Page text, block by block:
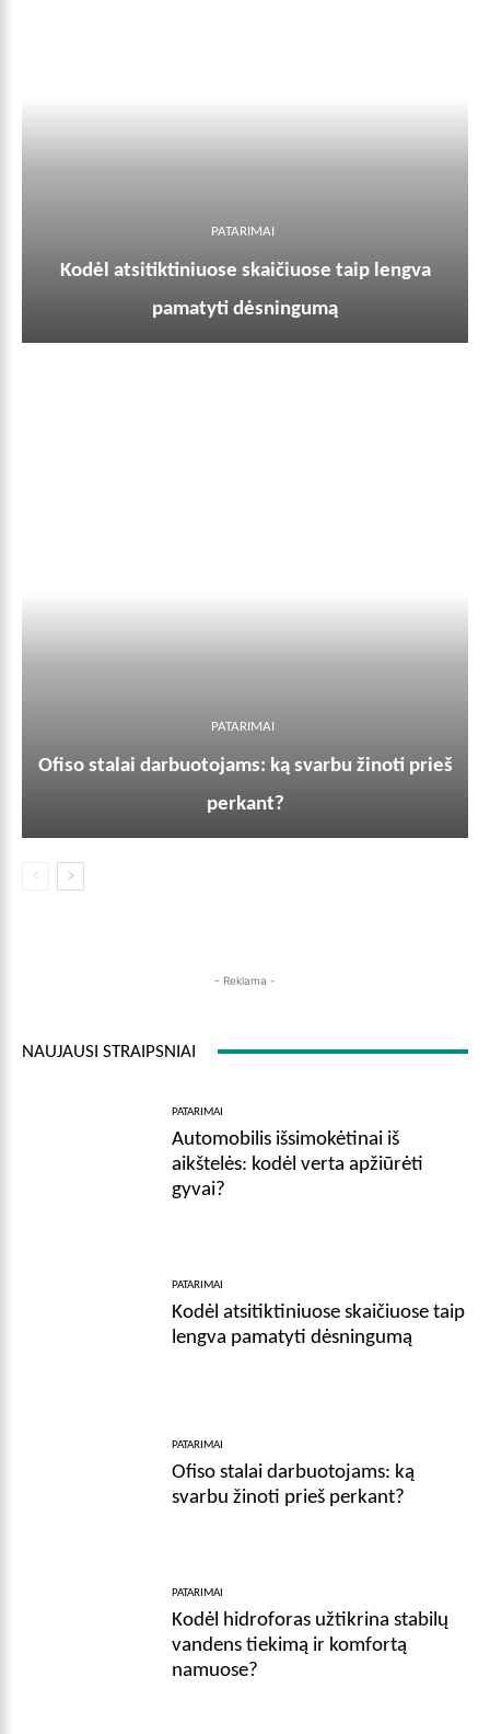
PATARIMAI
Kodėl atsitiktiniuose skaičiuose taip lengva
pamatyti dėsningumą
PATARIMAI
Ofiso stalai darbuotojams: ką svarbu žinoti prieš
perkant?
- Reklama -
NAUJAUSI STRAIPSNIAI
PATARIMAI
Automobilis išsimokėtinai iš
aikštelės: kodėl verta apžiūrėti
gyvai?
PATARIMAI
Kodėl atsitiktiniuose skaičiuose taip
lengva pamatyti dėsningumą
PATARIMAI
Ofiso stalai darbuotojams: ką
svarbu žinoti prieš perkant?
PATARIMAI
Kodėl hidroforas užtikrina stabilų
vandens tiekimą ir komfortą
namuose?